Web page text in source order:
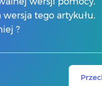
telefonów
Comarch
tego artykułu.
?